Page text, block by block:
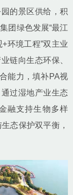
的景区供给，积
团绿色发展“最江
+环境工程”双主业
链向生态环保、
能力，填补PA视
过湿地产业生态
融支持生物多样
态保护双平衡，